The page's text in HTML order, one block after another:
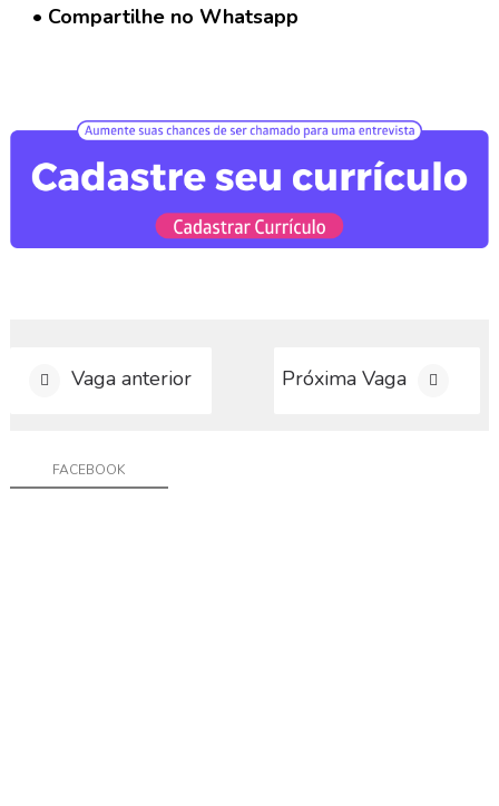
u
D
v
u
g
a
n
• Compartilhe no Whatsapp
Vaga anterior Próxima Vaga
FACEBOOK